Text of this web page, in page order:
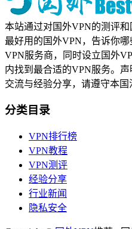
本站通过对国外VPN的测评
最好用的国外VPN，告诉你
VPN服务商，同时设立国外
内找到最合适的VPN服务。
交流与经验分享，请遵守本国
分类目录
VPN排行榜
VPN教程
VPN测评
经验分享
行业新闻
隐私安全